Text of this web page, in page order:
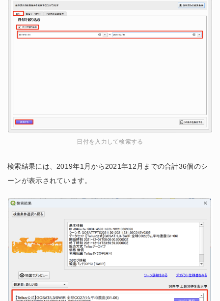
日付を入力して検索する
検索結果には、2019年1月から2021年12月までの合計36個のシ
ーンが表示されています。